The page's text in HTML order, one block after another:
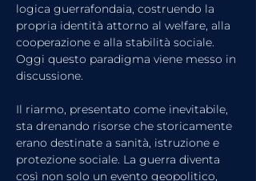
logica guerrafondaia, costruendo la
propria identità attorno al welfare, alla
cooperazione e alla stabilità sociale.
Oggi questo paradigma viene messo in
discussione.
Il riarmo, presentato come inevitabile,
sta drenando risorse che storicamente
erano destinate a sanità, istruzione e
protezione sociale. La guerra diventa
così non solo un evento geopolitico,